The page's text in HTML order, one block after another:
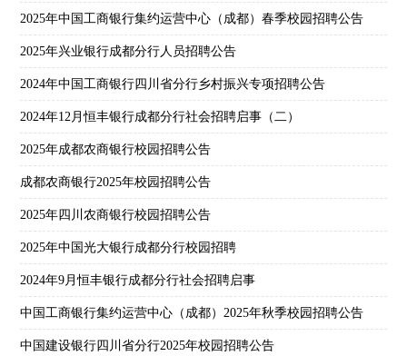
2025年中国工商银行集约运营中心（成都）春季校园招聘公告
2025年兴业银行成都分行人员招聘公告
2024年中国工商银行四川省分行乡村振兴专项招聘公告
2024年12月恒丰银行成都分行社会招聘启事（二）
2025年成都农商银行校园招聘公告
成都农商银行2025年校园招聘公告
2025年四川农商银行校园招聘公告
2025年中国光大银行成都分行校园招聘
2024年9月恒丰银行成都分行社会招聘启事
中国工商银行集约运营中心（成都）2025年秋季校园招聘公告
中国建设银行四川省分行2025年校园招聘公告